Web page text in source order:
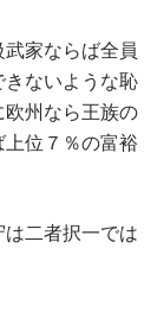
家ならば全員
ないような恥
州なら王族の
位７％の富裕
二者択一では